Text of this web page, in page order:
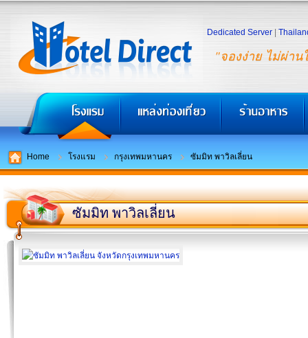
"จองง่าย ไม่ผ่าน
Dedicated Server
Home โรงแรม กรุงเทพมหานคร ซัมมิท พาวิลเลี่ยน
ซัมมิท พาวิลเลี่ยน